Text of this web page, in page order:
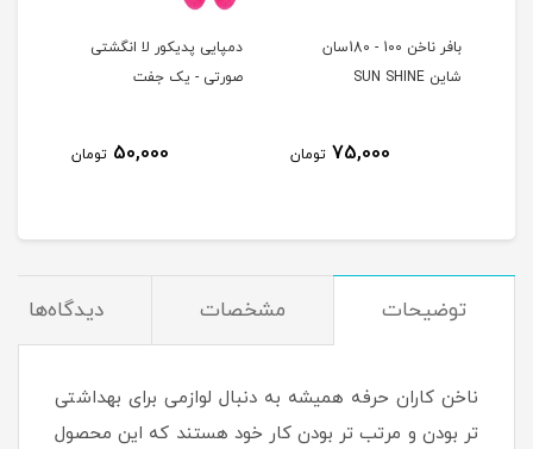
بافر ناخن 100 - 180سان
شاین SUN SHINE
75,000 تومان
دمپایی پدیکور لا انگشتی
صورتی - یک جفت
50,000 تومان
توضیحات مشخصات دیدگاه‌ها
ناخن کاران حرفه همیشه به دنبال لوازمی برای بهداشتی
تر بودن و مرتب تر بودن کار خود هستند که این محصول